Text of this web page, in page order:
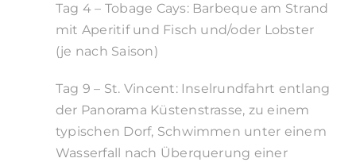
Tag 4 – Tobage Cays: Barbeque am Strand
mit Aperitif und Fisch und/oder Lobster
(je nach Saison)
Tag 9 – St. Vincent: Inselrundfahrt entlang
der Panorama Küstenstrasse, zu einem
typischen Dorf, Schwimmen unter einem
Wasserfall nach Überquerung einer